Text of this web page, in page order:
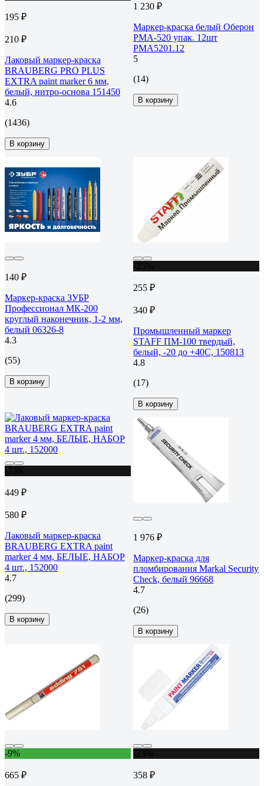
195 ₽
210 ₽
Лаковый маркер-краска
BRAUBERG PRO PLUS
EXTRA paint marker 6 мм,
белый, нитро-основа 151450
4.6
(1436)
В корзину
1 230 ₽
Маркер-краска белый Оберон
PMA-520 упак. 12шт
PMA5201.12
5
(14)
В корзину
140 ₽
Маркер-краска ЗУБР
Профессионал МК-200
круглый наконечник, 1-2 мм,
белый 06326-8
4.3
(55)
В корзину
255 ₽
340 ₽
Промышленный маркер
STAFF ПМ-100 твердый,
белый, -20 до +40С, 150813
4.8
(17)
В корзину
449 ₽
580 ₽
Лаковый маркер-краска
BRAUBERG EXTRA paint
marker 4 мм, БЕЛЫЕ, НАБОР
4 шт., 152000
4.7
(299)
В корзину
1 976 ₽
Маркер-краска для
пломбирования Markal Security
Check, белый 96668
4.7
(26)
В корзину
-9%
665 ₽ 358 ₽